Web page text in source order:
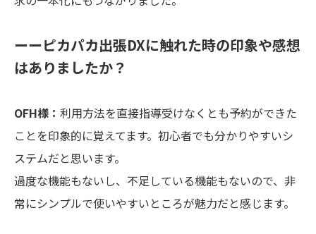
ーーピカパカ出張DXに触れた時の印象や感想
はありましたか？
OFH様： 利用方法を直接指導受けなくとも予約ができた
ことを印象的に覚えてます。初心者でも分かりやすいシ
ステムだと思います。
過度な機能もないし、不足している機能もないので、非
常にシンプルで使いやすいところが魅力だと感じます。